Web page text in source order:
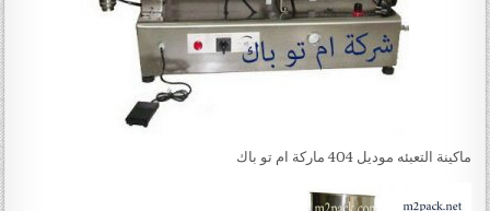
ماكينة التعبئه موديل 404 ماركة ام تو باك